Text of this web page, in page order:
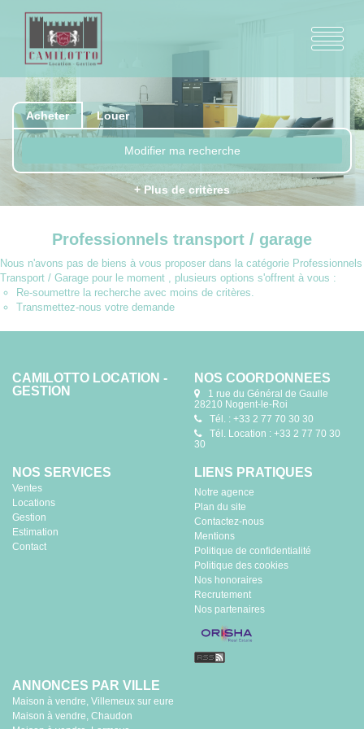
Acheter Louer
Modifier ma recherche
+ Plus de critères
Professionnels transport / garage
Nous n'avons pas de biens à vous proposer dans la catégorie Professionnels
Transport / Garage pour le moment , plusieurs options s'offrent à vous :
Re-soumettre la recherche avec moins de critères.
Transmettez-nous votre demande
CAMILOTTO LOCATION -
GESTION
NOS COORDONNÉES
1 rue du Général de Gaulle
28210 Nogent-le-Roi
Tél. : +33 2 77 70 30 30
Tél. Location : +33 2 77 70 30
30
NOS SERVICES
Ventes
Locations
Gestion
Estimation
Contact
LIENS PRATIQUES
Notre agence
Plan du site
Contactez-nous
Mentions
Politique de confidentialité
Politique des cookies
Nos honoraires
Recrutement
Nos partenaires
ANNONCES PAR VILLE
Maison à vendre, Villemeux sur eure
Maison à vendre, Chaudon